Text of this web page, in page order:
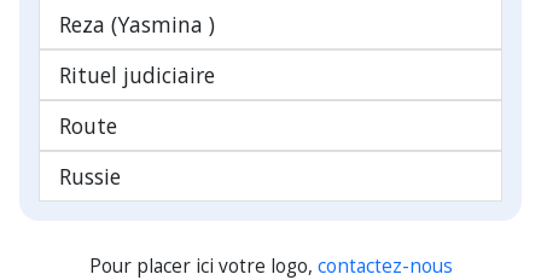
Reza (Yasmina )
Rituel judiciaire
Route
Russie
Pour placer ici votre logo, contactez-nous